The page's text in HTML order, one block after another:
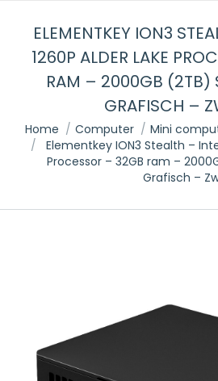
ELEMENTKEY ION3
1260P ALDER LAKE
RAM – 2000GB (2TB)
GRAFISCH –
Je bent hier:
Home Computer Mini
Elementkey ION3 Stealth –
Processor – 32GB ram –
Grafisch –